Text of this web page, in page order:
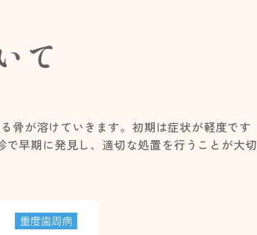
て
骨が溶けていきます。初期は症状が軽度です
早期に発見し、適切な処置を行うことが大切